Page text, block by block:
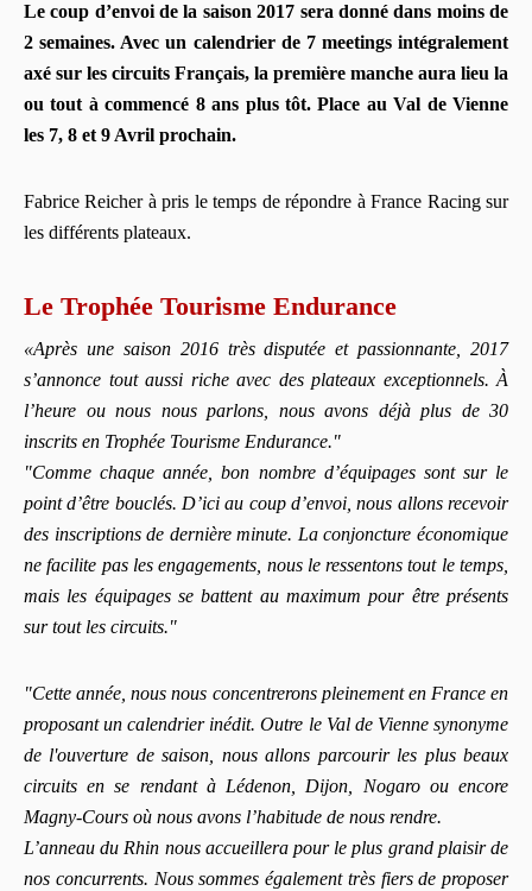
Le coup d’envoi de la saison 2017 sera donné dans moins de
2 semaines. Avec un calendrier de 7 meetings intégralement
axé sur les circuits Français, la première manche aura lieu la
ou tout à commencé 8 ans plus tôt. Place au Val de Vienne
les 7, 8 et 9 Avril prochain.
Fabrice Reicher à pris le temps de répondre à France Racing sur
les différents plateaux.
Le Trophée Tourisme Endurance
«Après une saison 2016 très disputée et passionnante, 2017
s’annonce tout aussi riche avec des plateaux exceptionnels. À
l’heure ou nous nous parlons, nous avons déjà plus de 30
inscrits en Trophée Tourisme Endurance."
"Comme chaque année, bon nombre d’équipages sont sur le
point d’être bouclés. D’ici au coup d’envoi, nous allons recevoir
des inscriptions de dernière minute. La conjoncture économique
ne facilite pas les engagements, nous le ressentons tout le temps,
mais les équipages se battent au maximum pour être présents
sur tout les circuits."
"Cette année, nous nous concentrerons pleinement en France en
proposant un calendrier inédit. Outre le Val de Vienne synonyme
de l'ouverture de saison, nous allons parcourir les plus beaux
circuits en se rendant à Lédenon, Dijon, Nogaro ou encore
Magny-Cours où nous avons l’habitude de nous rendre.
L’anneau du Rhin nous accueillera pour le plus grand plaisir de
nos concurrents. Nous sommes également très fiers de proposer